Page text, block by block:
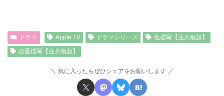
ドラマ Apple TV ドラマシリーズ
性描写【注意喚起】
恋愛描写【注意喚起】
気に入ったらぜひシェアをお願いします